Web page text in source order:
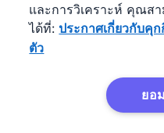
การกําหนดลักษณะคุกกี้
Pipedrive เป็นระบบ CRM
และการวิเคราะห์ คุณส
ได้ที่: ประกาศเกี่ยวกับคุก
ตัว
ยอ